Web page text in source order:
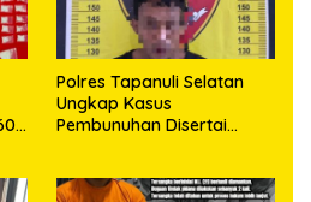
Polres Tapanuli Selatan
Ungkap Kasus
Pembunuhan Disertai
Ditangkap